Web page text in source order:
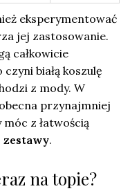
eksperymentować
jej zastosowanie.
całkowicie
białą koszulę
z mody. W
przynajmniej
móc z łatwością
.
na topie?